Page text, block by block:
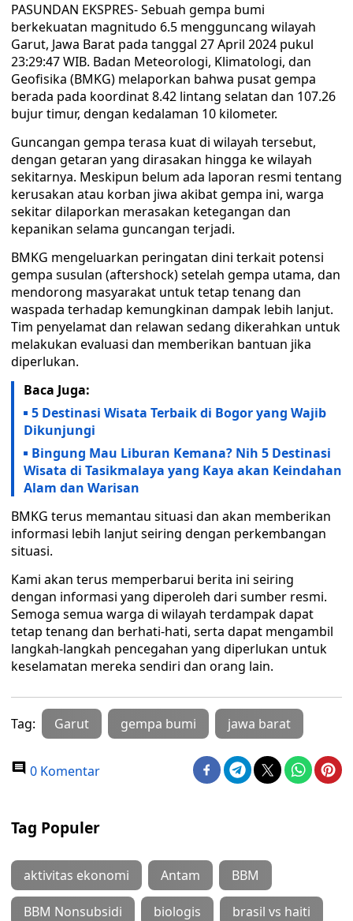
PASUNDAN EKSPRES- Sebuah gempa bumi
berkekuatan magnitudo 6.5 mengguncang wilayah
Garut, Jawa Barat pada tanggal 27 April 2024 pukul
23:29:47 WIB. Badan Meteorologi, Klimatologi, dan
Geofisika (BMKG) melaporkan bahwa pusat gempa
berada pada koordinat 8.42 lintang selatan dan 107.26
bujur timur, dengan kedalaman 10 kilometer.
Guncangan gempa terasa kuat di wilayah tersebut,
dengan getaran yang dirasakan hingga ke wilayah
sekitarnya. Meskipun belum ada laporan resmi tentang
kerusakan atau korban jiwa akibat gempa ini, warga
sekitar dilaporkan merasakan ketegangan dan
kepanikan selama guncangan terjadi.
BMKG mengeluarkan peringatan dini terkait potensi
gempa susulan (aftershock) setelah gempa utama, dan
mendorong masyarakat untuk tetap tenang dan
waspada terhadap kemungkinan dampak lebih lanjut.
Tim penyelamat dan relawan sedang dikerahkan untuk
melakukan evaluasi dan memberikan bantuan jika
diperlukan.
Baca Juga:
5 Destinasi Wisata Terbaik di Bogor yang Wajib
Dikunjungi
Bingung Mau Liburan Kemana? Nih 5 Destinasi
Wisata di Tasikmalaya yang Kaya akan Keindahan
Alam dan Warisan
BMKG terus memantau situasi dan akan memberikan
informasi lebih lanjut seiring dengan perkembangan
situasi.
Kami akan terus memperbarui berita ini seiring
dengan informasi yang diperoleh dari sumber resmi.
Semoga semua warga di wilayah terdampak dapat
tetap tenang dan berhati-hati, serta dapat mengambil
langkah-langkah pencegahan yang diperlukan untuk
keselamatan mereka sendiri dan orang lain.
Tag: Garut gempa bumi jawa barat
0 Komentar
Tag Populer
aktivitas ekonomi Antam BBM
BBM Nonsubsidi biologis brasil vs haiti